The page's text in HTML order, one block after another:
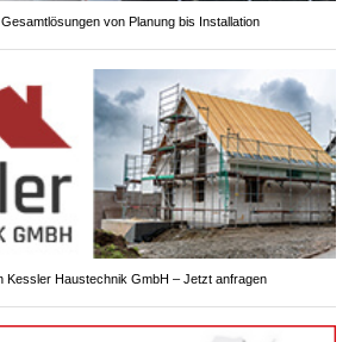
von Planung bis Installation
Kessler Haustechnik GmbH – Jetzt anfragen